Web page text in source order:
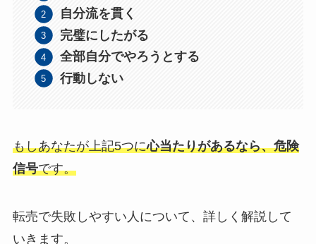
自分流を貫く
完璧にしたがる
全部自分でやろうとする
行動しない
もしあなたが上記5つに心当たりがあるなら、危険
信号です。
転売で失敗しやすい人について、詳しく解説して
いきます。